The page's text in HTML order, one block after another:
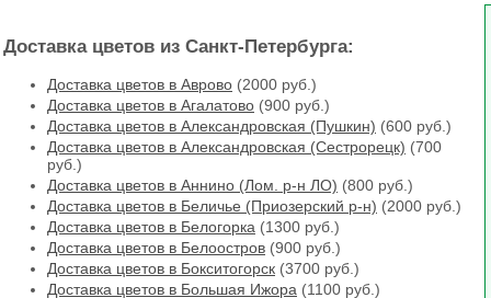
Доставка цветов из Санкт-Петербурга:
Доставка цветов в Аврово (2000 руб.)
Доставка цветов в Агалатово (900 руб.)
Доставка цветов в Александровская (Пушкин) (600 руб.)
Доставка цветов в Александровская (Сестрорецк) (700
руб.)
Доставка цветов в Аннино (Лом. р-н ЛО) (800 руб.)
Доставка цветов в Беличье (Приозерский р-н) (2000 руб.)
Доставка цветов в Белогорка (1300 руб.)
Доставка цветов в Белоостров (900 руб.)
Доставка цветов в Бокситогорск (3700 руб.)
Доставка цветов в Большая Ижора (1100 руб.)